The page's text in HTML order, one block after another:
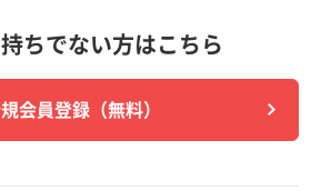
ちでない方はこちら
会員登録（無料）